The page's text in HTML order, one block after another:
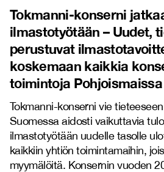
Tokmanni-konserni
ilmastotyötään – Uudet,
perustuvat
koskemaan kaikkia
toimintoja Pohjoismaissa
Tokmanni-konserni vie
Suomessa aidosti vaikuttavia
ilmastotyötään uudelle tasolle
kaikkiin yhtiön toimintamaihin,
myymälöitä. Konsernin vuoden